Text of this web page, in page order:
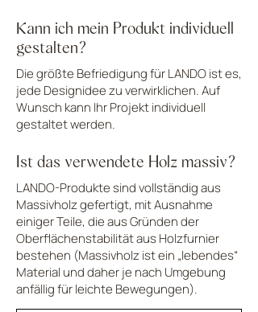
Kann ich mein Produkt individuell
gestalten?
Die größte Befriedigung für LANDO ist es,
jede Designidee zu verwirklichen. Auf
Wunsch kann Ihr Projekt individuell
gestaltet werden.
Ist das verwendete Holz massiv?
LANDO-Produkte sind vollständig aus
Massivholz gefertigt, mit Ausnahme
einiger Teile, die aus Gründen der
Oberflächenstabilität aus Holzfurnier
bestehen (Massivholz ist ein „lebendes“
Material und daher je nach Umgebung
anfällig für leichte Bewegungen).